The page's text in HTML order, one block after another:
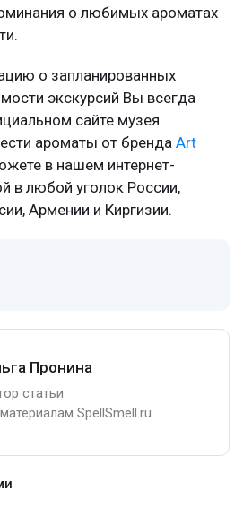
о любимых ароматах
о запланированных
экскурсий Вы всегда
сайте музея
ароматы от бренда Art
в нашем интернет-
в любой уголок России,
Армении и Киргизии.
Пронина
статьи
SpellSmell.ru